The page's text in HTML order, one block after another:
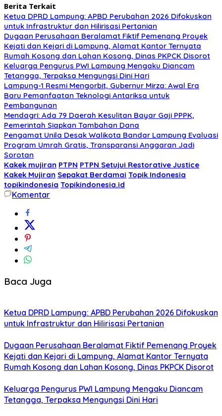
Berita Terkait
Ketua DPRD Lampung: APBD Perubahan 2026 Difokuskan
untuk Infrastruktur dan Hilirisasi Pertanian
Dugaan Perusahaan Beralamat Fiktif Pemenang Proyek
Kejati dan Kejari di Lampung, Alamat Kantor Ternyata
Rumah Kosong dan Lahan Kosong, Dinas PKPCK Disorot
Keluarga Pengurus PWI Lampung Mengaku Diancam
Tetangga, Terpaksa Mengungsi Dini Hari
Lampung-1 Resmi Mengorbit, Gubernur Mirza: Awal Era
Baru Pemanfaatan Teknologi Antariksa untuk
Pembangunan
Mendagri: Ada 79 Daerah Kesulitan Bayar Gaji PPPK,
Pemerintah Siapkan Tambahan Dana
Pengamat Unila Desak Walikota Bandar Lampung Evaluasi
Program Umrah Gratis, Transparansi Anggaran Jadi
Sorotan
Kakek mujiran PTPN PTPN Setujui Restorative Justice
Kakek Mujiran Sepakat Berdamai Topik Indonesia
topikindonesia Topikindonesia.id
Komentar
Baca Juga
Ketua DPRD Lampung: APBD Perubahan 2026 Difokuskan
untuk Infrastruktur dan Hilirisasi Pertanian
Dugaan Perusahaan Beralamat Fiktif Pemenang Proyek
Kejati dan Kejari di Lampung, Alamat Kantor Ternyata
Rumah Kosong dan Lahan Kosong, Dinas PKPCK Disorot
Keluarga Pengurus PWI Lampung Mengaku Diancam
Tetangga, Terpaksa Mengungsi Dini Hari